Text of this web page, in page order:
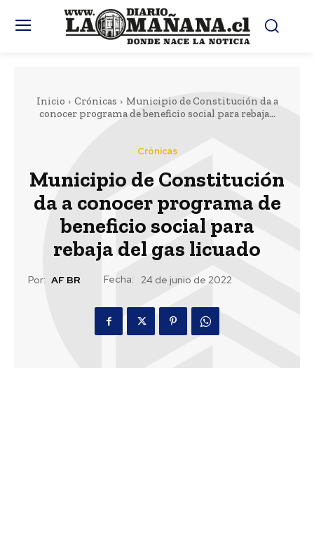
Inicio Crónicas
Municipio de Constitución da a
conocer programa de beneficio social para rebaja...
Crónicas
Municipio de Constitución
da a conocer programa de
beneficio social para
rebaja del gas licuado
Por: AF BR Fecha: 24 de junio de 2022